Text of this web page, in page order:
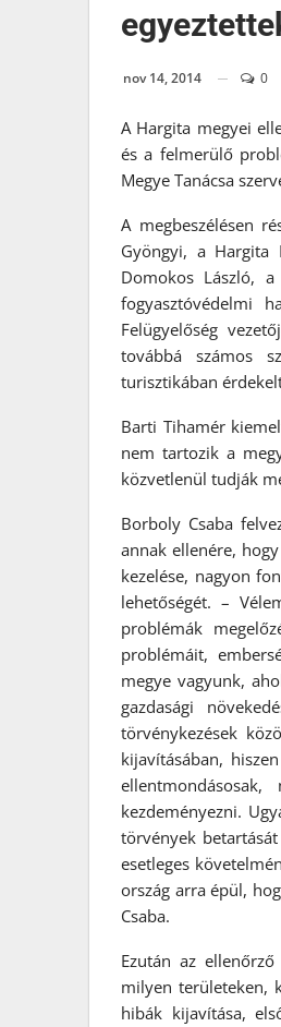
nov 14, 2014 0
A Hargita megyei
és a felmerülő
Megye Tanácsa
A megbeszélésen
Gyöngyi, a Hargita
Domokos László,
fogyasztóvédelmi
Felügyelőség
továbbá számos
turisztikában
Barti Tihamér
nem tartozik a
közvetlenül tudják
Borboly Csaba
annak ellenére,
kezelése, nagyon
lehetőségét. –
problémák
problémáit,
megye vagyunk,
gazdasági
törvénykezések
kijavításában,
kezdeményezni.
törvények
esetleges
ország arra épül,
Csaba.
Ezután az
milyen területeken,
hibák kijavítása,